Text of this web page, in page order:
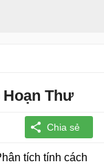
Thư
tích tính cách